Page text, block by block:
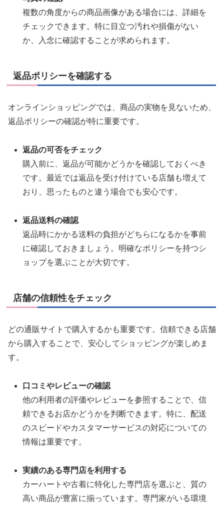
複数の角度からの商品画像がある場合には、詳細を
チェックできます。特に目立つ汚れや損傷がない
か、入念に確認することが求められます。
返品ポリシーを確認する
オンラインショッピングでは、商品の実物を見ないため、
返品ポリシーの確認が特に重要です。
返品の可否をチェック
購入前に、返品が可能かどうかを確認しておくべき
です。最近では返品を受け付けている店舗も増えて
おり、思ったものと違う場合でも安心です。
返品送料の確認
返品時にかかる送料の負担がどちらになるかを事前
に確認しておきましょう。明確なポリシーを持つシ
ョップを選ぶことが大切です。
店舗の信頼性をチェック
どの通販サイトで購入するかも重要です。信頼できる店舗
から購入することで、安心してショッピングが楽しめま
す。
口コミやレビューの確認
他の利用者の評価やレビューを参照することで、信
頼できるお店かどうかを判断できます。特に、配送
のスピードやカスタマーサービスの対応についての
情報は重要です。
実績のある専門店を利用する
カーハートや古着に特化した専門店を選ぶと、質の
高い商品が豊富に揃っています。専門家がいる環境